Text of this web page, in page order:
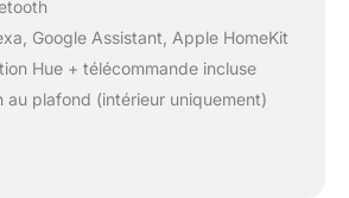
Google Assistant, Apple HomeKit
Hue + télécommande incluse
au plafond (intérieur uniquement)